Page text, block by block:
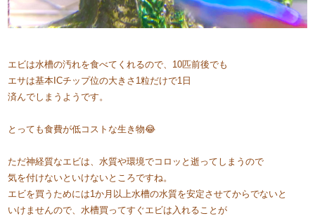
エビは水槽の汚れを食べてくれるので、10匹前後でも
エサは基本ICチップ位の大きさ1粒だけで1日
済んでしまうようです。
とっても食費が低コストな生き物😂
ただ神経質なエビは、水質や環境でコロッと逝ってしまうので
気を付けないといけないところですね。
エビを買うためには1か月以上水槽の水質を安定させてからでないと
いけませんので、水槽買ってすぐエビは入れることが